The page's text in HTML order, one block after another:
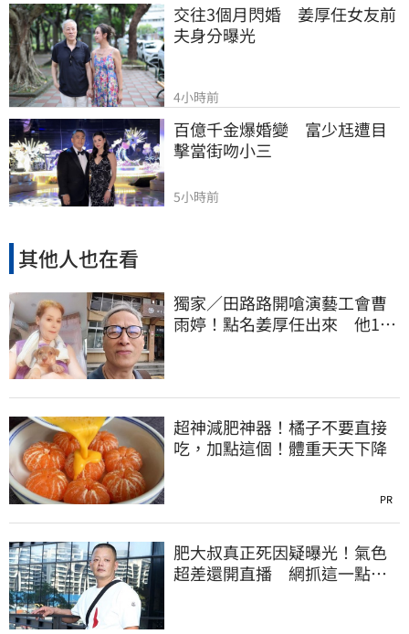
交往3個月閃婚　姜厚任女友前
夫身分曝光
4小時前
百億千金爆婚變　富少尪遭目
擊當街吻小三
5小時前
其他人也在看
獨家／田路路開嗆演藝工會曹
雨婷！點名姜厚任出來 他16
超神減肥神器！橘子不要直接
吃，加點這個！體重天天下降
PR
肥大叔真正死因疑曝光！氣色
超差還開直播 網抓這一點超